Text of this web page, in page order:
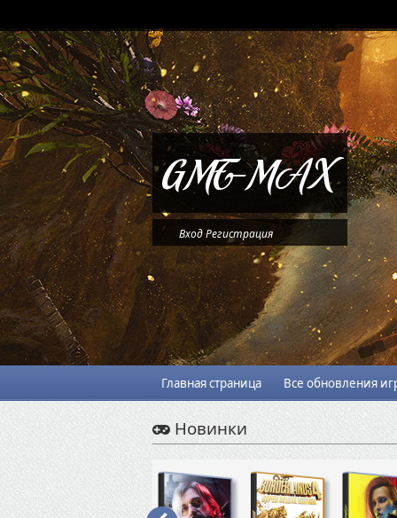
ВходРегистрация
Главная страница Все обновления
Новинки